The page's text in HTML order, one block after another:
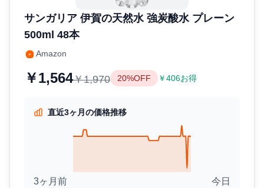
サンガリア 伊賀の天然水 強炭酸水 プレーン
500ml 48本
Amazon
￥1,564￥1,970 20%OFF ￥406お得
直近3ヶ月の価格推移
3ヶ月前 今日